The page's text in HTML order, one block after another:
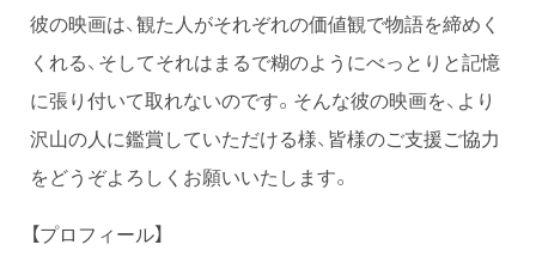
彼の映画は、観た人がそれぞれの価値観で物語を締めく
くれる、そしてそれはまるで糊のようにべっとりと記憶
に張り付いて取れないのです。そんな彼の映画を、より
沢山の人に鑑賞していただける様、皆様のご支援ご協力
をどうぞよろしくお願いいたします。
【プロフィール】